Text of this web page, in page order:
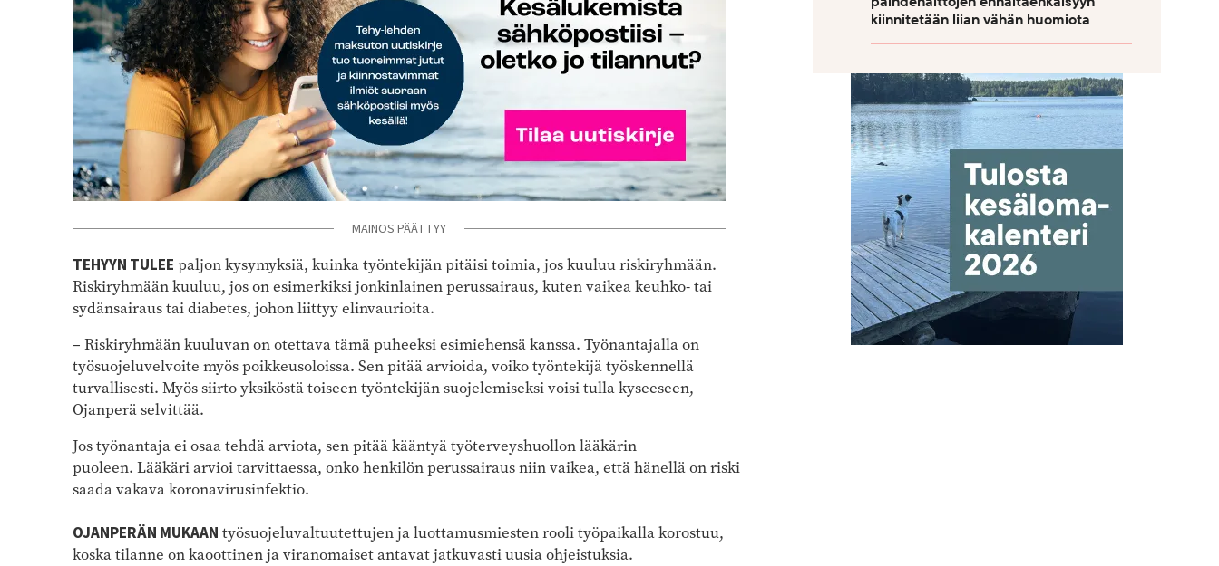
MAINOS PÄÄTTYY
TEHYYN TULEE paljon kysymyksiä, kuinka työntekijän pitäisi toimia, jos kuuluu riskiryhmään.
Riskiryhmään kuuluu, jos on esimerkiksi jonkinlainen perussairaus, kuten vaikea keuhko- tai
sydänsairaus tai diabetes, johon liittyy elinvaurioita.
– Riskiryhmään kuuluvan on otettava tämä puheeksi esimiehensä kanssa. Työnantajalla on
työsuojeluvelvoite myös poikkeusoloissa. Sen pitää arvioida, voiko työntekijä työskennellä
turvallisesti. Myös siirto yksiköstä toiseen työntekijän suojelemiseksi voisi tulla kyseeseen,
Ojanperä selvittää.
Jos työnantaja ei osaa tehdä arviota, sen pitää kääntyä työterveyshuollon lääkärin
puoleen. Lääkäri arvioi tarvittaessa, onko henkilön perussairaus niin vaikea, että hänellä on riski
saada vakava koronavirusinfektio.
OJANPERÄN MUKAAN työsuojeluvaltuutettujen ja luottamusmiesten rooli työpaikalla korostuu,
koska tilanne on kaoottinen ja viranomaiset antavat jatkuvasti uusia ohjeistuksia.
kiinnitetään liian vähän huomiota